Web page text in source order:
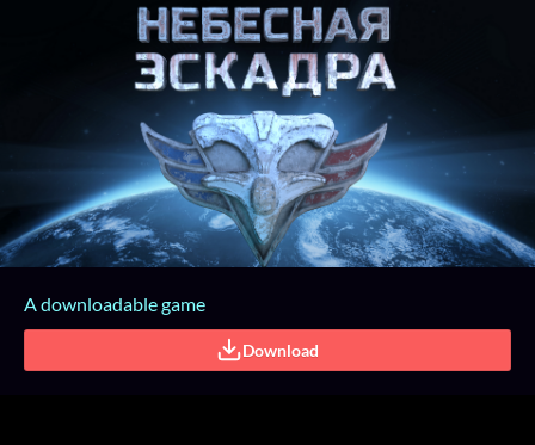
A downloadable game
Download